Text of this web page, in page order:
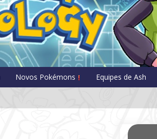
Novos Pokémons Equipes de Ash